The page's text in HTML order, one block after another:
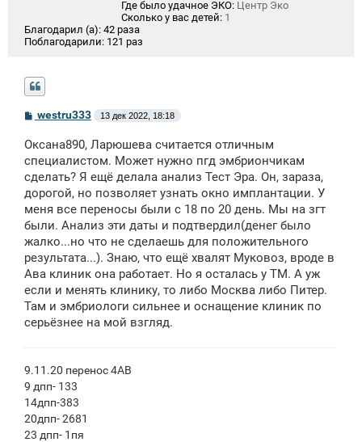
Где было удачное ЭКО: Центр Эко
Сколько у вас детей: 1
Благодарил (а): 42 раза
Поблагодарили: 121 раз
С
б
щ
н
и
westru333 13 дек 2022, 18:18
Оксана890, Ларюшева считается отличным
специалистом. Может нужно пгд эмбриончикам
сделать? Я ещё делала анализ Тест Эра. Он, зараза,
дорогой, но позволяет узнать окно имплантации. У
меня все переносы были с 18 по 20 день. Мы на згт
были. Анализ эти даты и подтвердил(денег было
жалко...но что не сделаешь для положительного
результата...). Знаю, что ещё хвалят Муковоз, вроде в
Ава клиник она работает. Но я осталась у ТМ. А уж
если и менять клинику, то либо Москва либо Питер.
Там и эмбриологи сильнее и оснащение клиник по
серьёзнее на мой взгляд.
9.11.20 перенос 4АВ
9 дпп- 133
14дпп-383
20дпп- 2681
23 дпп- 1пя